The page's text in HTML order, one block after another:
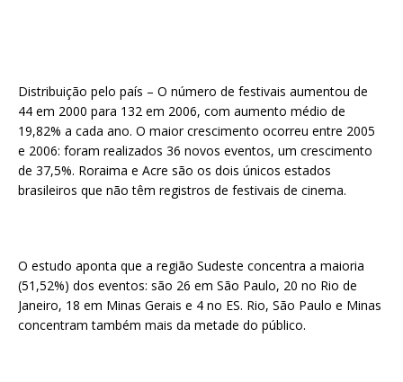
Distribuição pelo país – O número de festivais aumentou de
44 em 2000 para 132 em 2006, com aumento médio de
19,82% a cada ano. O maior crescimento ocorreu entre 2005
e 2006: foram realizados 36 novos eventos, um crescimento
de 37,5%. Roraima e Acre são os dois únicos estados
brasileiros que não têm registros de festivais de cinema.
O estudo aponta que a região Sudeste concentra a maioria
(51,52%) dos eventos: são 26 em São Paulo, 20 no Rio de
Janeiro, 18 em Minas Gerais e 4 no ES. Rio, São Paulo e Minas
concentram também mais da metade do público.